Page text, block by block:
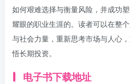
如何艰难选择与衡量风险，并成功
耀眼的职业生涯的。读者可以在整
与社会力量，重新思考市场与人心
悟长期投资。
电子书下载地址